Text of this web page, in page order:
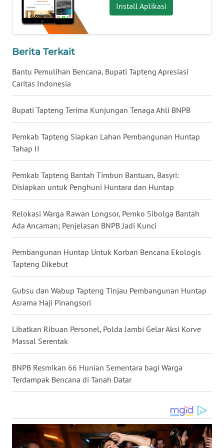
Install Aplikasi
Berita Terkait
Bantu Pemulihan Bencana, Bupati Tapteng Apresiasi
Caritas Indonesia
Bupati Tapteng Terima Kunjungan Tenaga Ahli BNPB
Pemkab Tapteng Siapkan Lahan Pembangunan Huntap
Tahap II
Pemkab Tapteng Bantah Timbun Bantuan, Basyri:
Disiapkan untuk Penghuni Huntara dan Huntap
Relokasi Warga Rawan Longsor, Pemko Sibolga Bantah
Ada Ancaman; Penjelasan BNPB Jadi Kunci
Pembangunan Huntap Untuk Korban Bencana Ekologis
Tapteng Dikebut
Gubsu dan Wabup Tapteng Tinjau Pembangunan Huntap
Asrama Haji Pinangsori
Libatkan Ribuan Personel, Polda Jambi Gelar Aksi Korve
Massal Serentak
BNPB Resmikan 66 Hunian Sementara bagi Warga
Terdampak Bencana di Tanah Datar
WN
BABEL
SUMBAR
SUMSEL
WN
BENGKULU
WN
LAMPUNG
WN
JATENG
NUSANTARA
JOGJA
JATIM
BALI
WN
KALTENG